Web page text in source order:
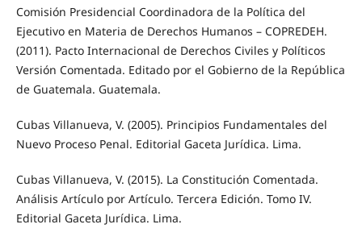
Comisión Presidencial Coordinadora de la Política del
Ejecutivo en Materia de Derechos Humanos – COPREDEH.
(2011). Pacto Internacional de Derechos Civiles y Políticos
Versión Comentada. Editado por el Gobierno de la República
de Guatemala. Guatemala.
Cubas Villanueva, V. (2005). Principios Fundamentales del
Nuevo Proceso Penal. Editorial Gaceta Jurídica. Lima.
Cubas Villanueva, V. (2015). La Constitución Comentada.
Análisis Artículo por Artículo. Tercera Edición. Tomo IV.
Editorial Gaceta Jurídica. Lima.